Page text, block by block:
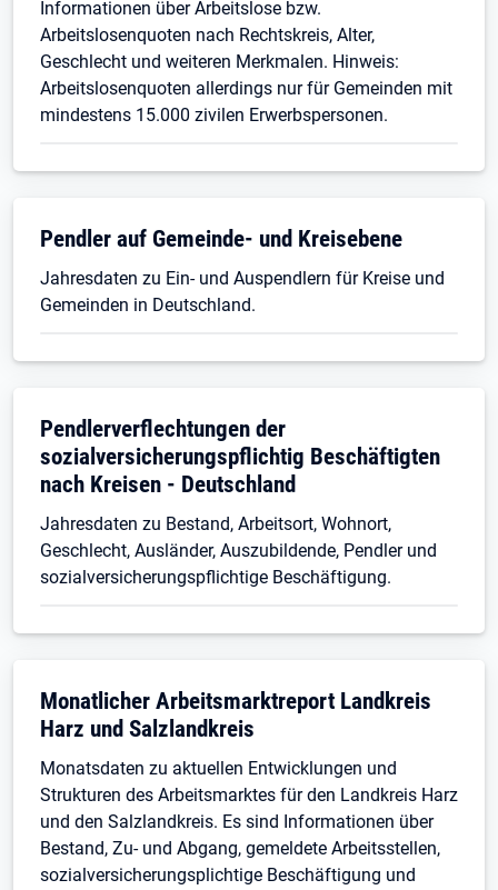
Informationen über Arbeitslose bzw.
Arbeitslosenquoten nach Rechtskreis, Alter,
Geschlecht und weiteren Merkmalen. Hinweis:
Arbeitslosenquoten allerdings nur für Gemeinden mit
mindestens 15.000 zivilen Erwerbspersonen.
Pendler auf Gemeinde- und Kreisebene
Jahresdaten zu Ein- und Auspendlern für Kreise und
Gemeinden in Deutschland.
Pendlerverflechtungen der
sozialversicherungspflichtig Beschäftigten
nach Kreisen - Deutschland
Jahresdaten zu Bestand, Arbeitsort, Wohnort,
Geschlecht, Ausländer, Auszubildende, Pendler und
sozialversicherungspflichtige Beschäftigung.
Monatlicher Arbeitsmarktreport Landkreis
Harz und Salzlandkreis
Monatsdaten zu aktuellen Entwicklungen und
Strukturen des Arbeitsmarktes für den Landkreis Harz
und den Salzlandkreis. Es sind Informationen über
Bestand, Zu- und Abgang, gemeldete Arbeitsstellen,
sozialversicherungsplichtige Beschäftigung und